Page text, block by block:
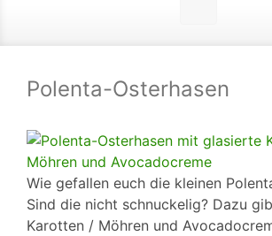
Polenta-Osterhasen
Wie gefallen euch die kleinen
Sind die nicht schnuckelig? Dazu
Karotten / Möhren und